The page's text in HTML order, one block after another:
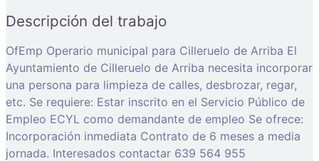
Descripción del trabajo
OfEmp Operario municipal para Cilleruelo de Arriba El
Ayuntamiento de Cilleruelo de Arriba necesita incorporar
una persona para limpieza de calles, desbrozar, regar,
etc. Se requiere: Estar inscrito en el Servicio Público de
Empleo ECYL como demandante de empleo Se ofrece:
Incorporación inmediata Contrato de 6 meses a media
jornada. Interesados contactar 639 564 955